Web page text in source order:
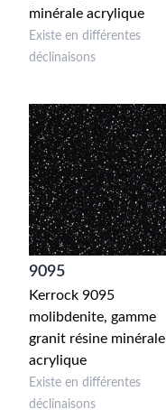
minérale acrylique
Existe en différentes
déclinaisons
9095
Kerrock 9095
molibdenite, gamme
granit résine minérale
acrylique
Existe en différentes
déclinaisons